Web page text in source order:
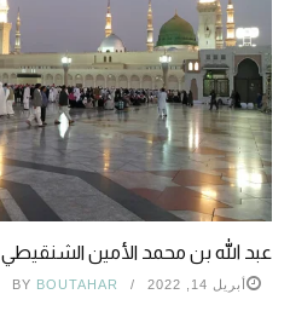
عبد الله بن محمد الأمين الشنقيطي
أبريل 14, 2022 BY BOUTAHAR